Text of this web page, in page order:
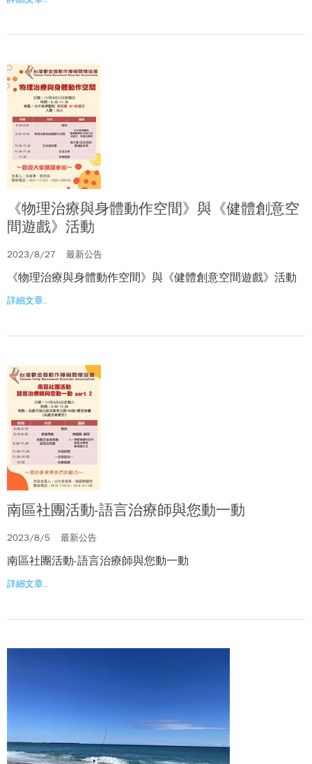
《物理治療與身體動作空間》與《健體創意空
間遊戲》活動
2023/8/27 最新公告
《物理治療與身體動作空間》與《健體創意空間遊戲》活動
詳細文章..
南區社團活動-語言治療師與您動一動
2023/8/5 最新公告
南區社團活動-語言治療師與您動一動
詳細文章..